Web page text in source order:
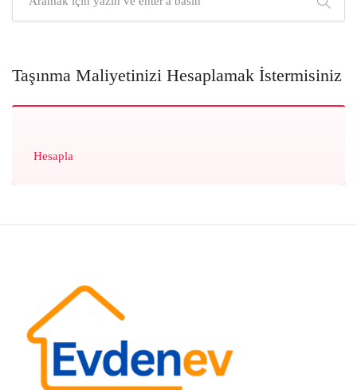
Taşınma Maliyetinizi Hesaplamak İstermisiniz
Hesapla